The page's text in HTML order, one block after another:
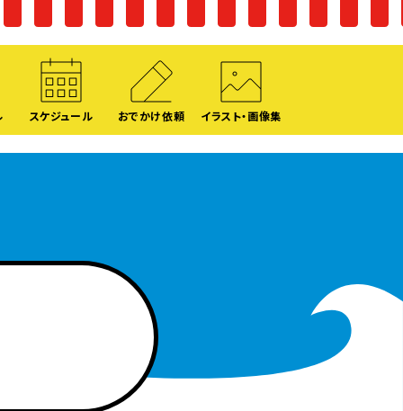
スケジュール おでかけ依頼 イラスト・画像集